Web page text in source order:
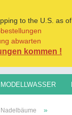
auswählen
to the U.S. as of
abwarten
kommen !
»